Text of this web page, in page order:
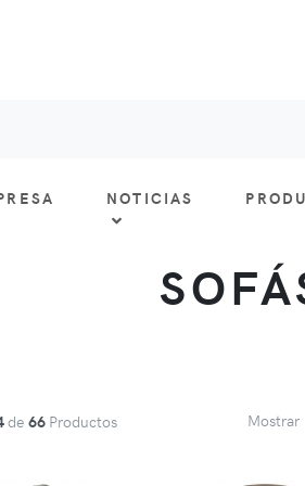
NOTICIAS
de 66 Productos Mostrar